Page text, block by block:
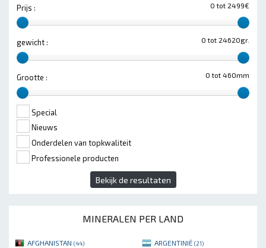
0 tot 2499€
Prijs :
0 tot 24620gr.
gewicht :
0 tot 460mm
Grootte :
Special
Nieuws
Onderdelen van topkwaliteit
Professionele producten
Bekijk de resultaten
MINERALEN PER LAND
AFGHANISTAN (44) ARGENTINIË (21)